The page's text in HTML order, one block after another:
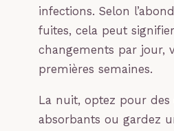
infections. Selon
fuites, cela peut
changements par jour,
premières semaines.
La nuit, optez pour des
absorbants ou gardez